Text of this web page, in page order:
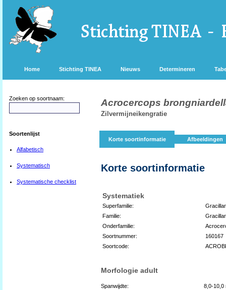
Home Stichting TINEA Nieuws Determineren
Zoeken op soortnaam:
Soortenlijst
Alfabetisch
Systematisch
Systematische checklist
Acrocercops
Zilvermijneikengratie
Korte soortinformatie Afbeeldingen
Korte soortinformatie
Systematiek
Superfamilie:
Familie:
Onderfamilie:
Soortnummer:
160167
Soortcode:
Morfologie adult
Spanwijdte:
8,0-10,0